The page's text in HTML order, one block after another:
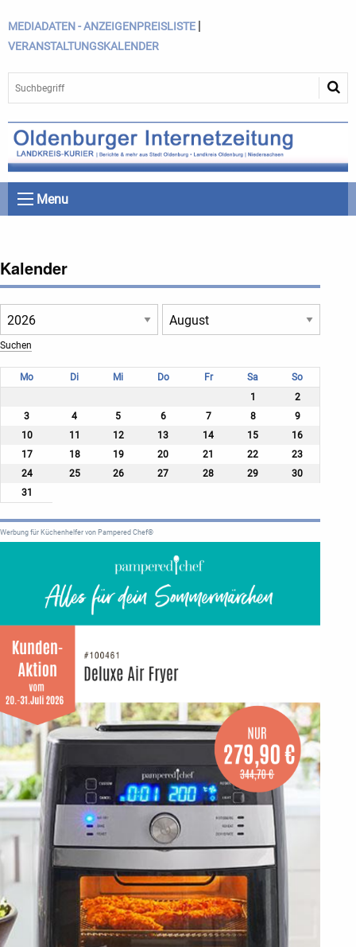
MEDIADATEN - ANZEIGENPREISLISTE |
VERANSTALTUNGSKALENDER
Menu
Kalender
Mo Di Mi Do Fr Sa
So
1
2
3
4 5 6 7 8
9
10
11 12 13 14 15
16
17
18 19 20 21 22
23
24
25 26 27 28 29
30
31
Werbung für Küchenhelfer von Pampered Chef®